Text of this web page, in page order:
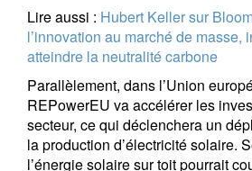
Lire aussi : Hubert Keller sur
l’innovation au marché de masse,
atteindre la neutralité carbone
Parallèlement, dans l’Union
REPowerEU va accélérer les
secteur, ce qui déclenchera un
la production d’électricité solaire.
l’énergie solaire sur toit pourrait